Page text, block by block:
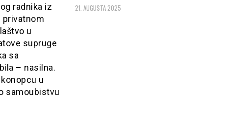
radnika iz
privatnom
u
supruge
sa
– nasilna.
u
samoubistvu
21. AUGUSTA 2025